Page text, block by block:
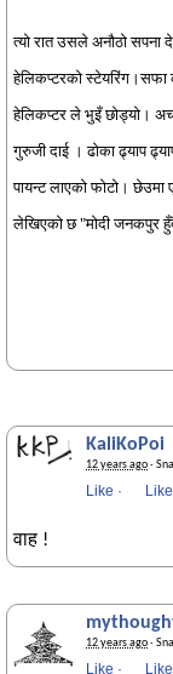
त्यो रात उसले अनौठो सपना
हेलिकप्टरको स्टेयरिंग।सफा
हेलिकप्टर ले भुइँ छोड्यो।
गुरुजी दाई । ढोका ढ्याप
पायन्ट लाएको फोटो। छेउमा
लेखिएको छ "मोदी जनकपुर
KaliKoPoi
12 years ago·
Like ·
वाह !
12 years ago·
Like ·